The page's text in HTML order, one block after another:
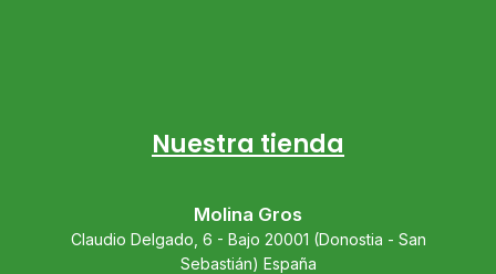
Nuestra tienda
Molina Gros
Claudio Delgado, 6 - Bajo 20001 (Donostia - San
Sebastián) España